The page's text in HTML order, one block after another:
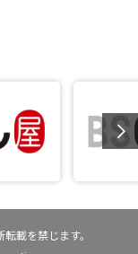
載を禁じます。